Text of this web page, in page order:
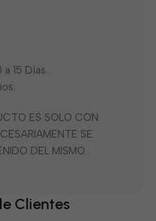
15 Días.
ES SOLO CON
SE
DEL MISMO.
Clientes